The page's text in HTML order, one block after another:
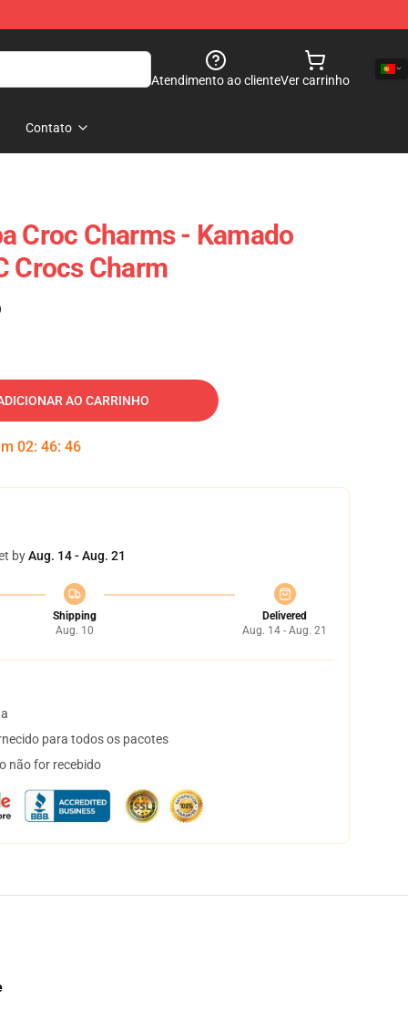
Atendimento ao clienteVer carrinho
Contato
Croc Charms - Kamado
Crocs Charm
AO CARRINHO
02: 46: 45
byAug. 14 - Aug. 21
Shipping
Aug. 10
Delivered
Aug. 14 - Aug. 21
para todos os pacotes
não for recebido